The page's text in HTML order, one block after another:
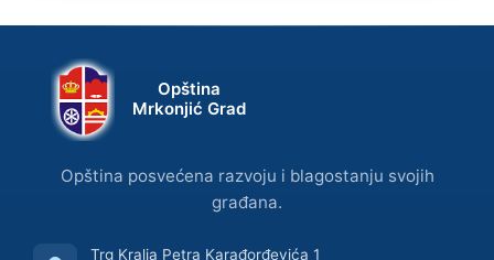
Opština
Mrkonjić Grad
Opština posvećena razvoju i blagostanju svojih
građana.
Trg Kralja Petra Karađorđevića 1